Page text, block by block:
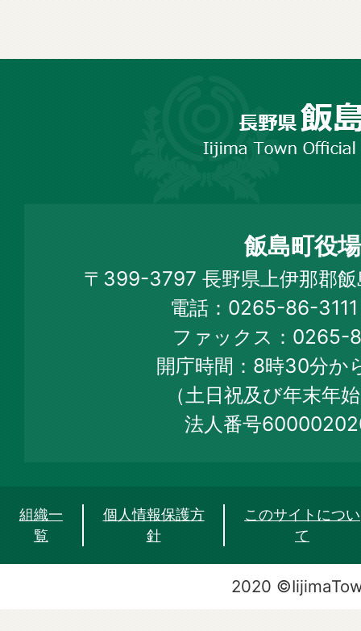
Town
Official
Web
Site
飯島町役場
〒399-3797 長野県上伊那郡
電話：0265-86-
ファックス：0265-
開庁時間：8時30分か
（土日祝及び年末年
法人番号
組織一
覧
個人情報保護方
針
このサイトについ
て
2020